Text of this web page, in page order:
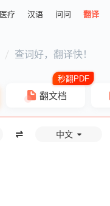
医疗 汉语 问问 翻译
查词好，翻译快！
翻文档
中文